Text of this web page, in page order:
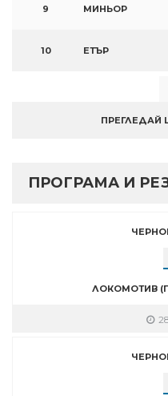
9 МИНЬОР
10 ЕТЪР
ПРЕГЛЕДАЙ
ПРОГРАМА И
ЛОКОМОТИВ